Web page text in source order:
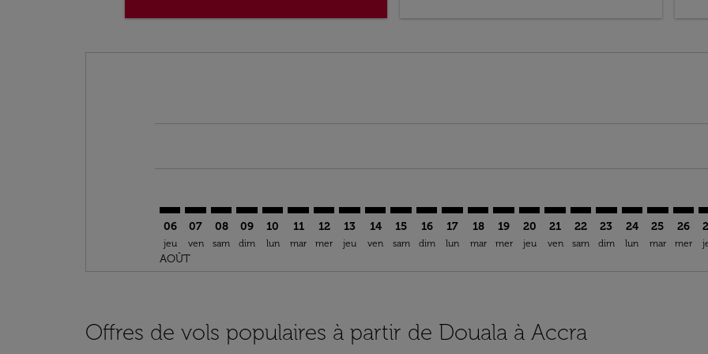
06
jeu
AOÛT
07
ven
08
sam
09
dim
10
lun
11
mar
12
mer
13
jeu
14
ven
15
sam
16
dim
17
lun
18
mar
DLA–ACC: cmp-view-offers-
19
mer
DLA–ACC: cmp-view-offers-
20
jeu
DLA–ACC: cmp-view-
21
ven
DLA–ACC: cmp-view-
22
sam
DLA–ACC: cmp-
23
dim
DLA–ACC:
24
lun
25
mar
26
mer
Offres de vols populaires à partir de Douala à Accra